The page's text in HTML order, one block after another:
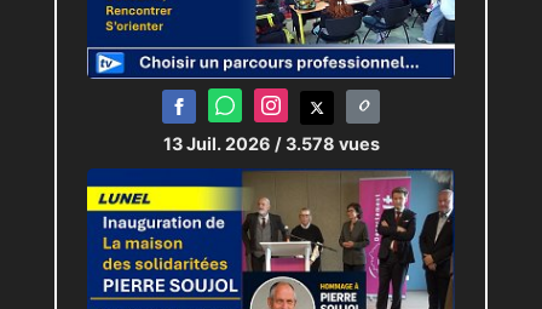
13 Juil. 2026 / 3.578 vues